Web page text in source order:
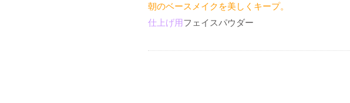
朝のベースメイクを美しくキープ。
仕上げ用フェイスパウダー